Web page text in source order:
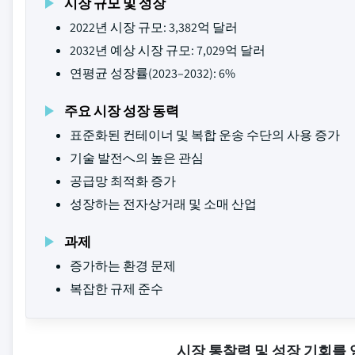
2022년 시장 규모: 3,382억 달러
2032년 예상 시장 규모: 7,029억 달러
연평균 성장률(2023–2032): 6%
주요 시장 성장 동력
표준화된 컨테이너 및 복합 운송 수단의 사용 증가
기술 발전へ의 높은 관심
공급망 최적화 증가
성장하는 전자상거래 및 소매 산업
과제
증가하는 환경 문제
복잡한 규제 준수
시장 통찰력 및 성장 기회를